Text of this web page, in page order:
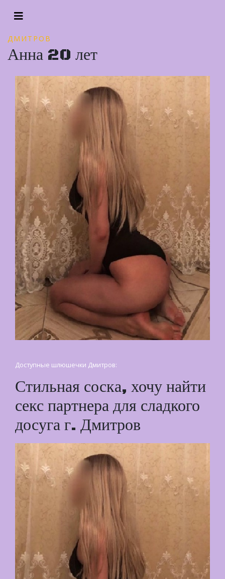
ДМИТРОВ
Анна 20 лет
Доступные шлюшечки Дмитров:
Стильная соска, хочу найти
секс партнера для сладкого
досуга г. Дмитров